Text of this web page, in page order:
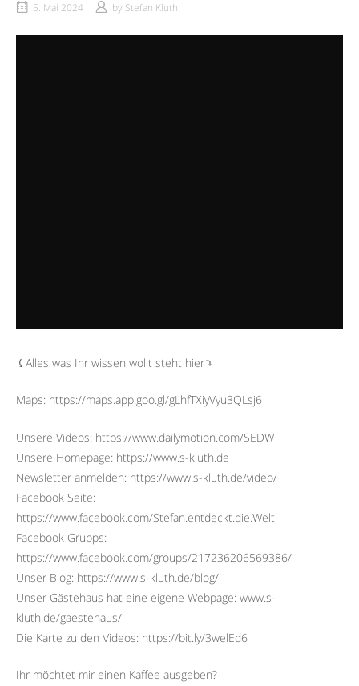
5. Mai 2024 by Stefan Kluth
⤹Alles was Ihr wissen wollt steht hier⤵︎
Maps: https://maps.app.goo.gl/gLhfTXiyVyu3QLsj6
Unsere Videos: https://www.dailymotion.com/SEDW
Unsere Homepage: https://www.s-kluth.de
Newsletter anmelden: https://www.s-kluth.de/video/
Facebook Seite:
https://www.facebook.com/Stefan.entdeckt.die.Welt
Facebook Grupps:
https://www.facebook.com/groups/217236206569386/
Unser Blog: https://www.s-kluth.de/blog/
Unser Gästehaus hat eine eigene Webpage: www.s-
kluth.de/gaestehaus/
Die Karte zu den Videos: https://bit.ly/3welEd6
Ihr möchtet mir einen Kaffee ausgeben?